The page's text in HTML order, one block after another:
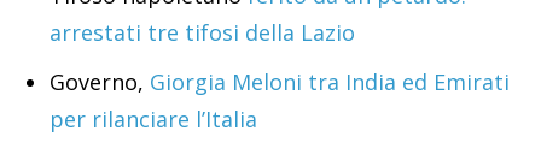
arrestati tre tifosi della Lazio
Governo, Giorgia Meloni tra India ed Emirati
per rilanciare l’Italia